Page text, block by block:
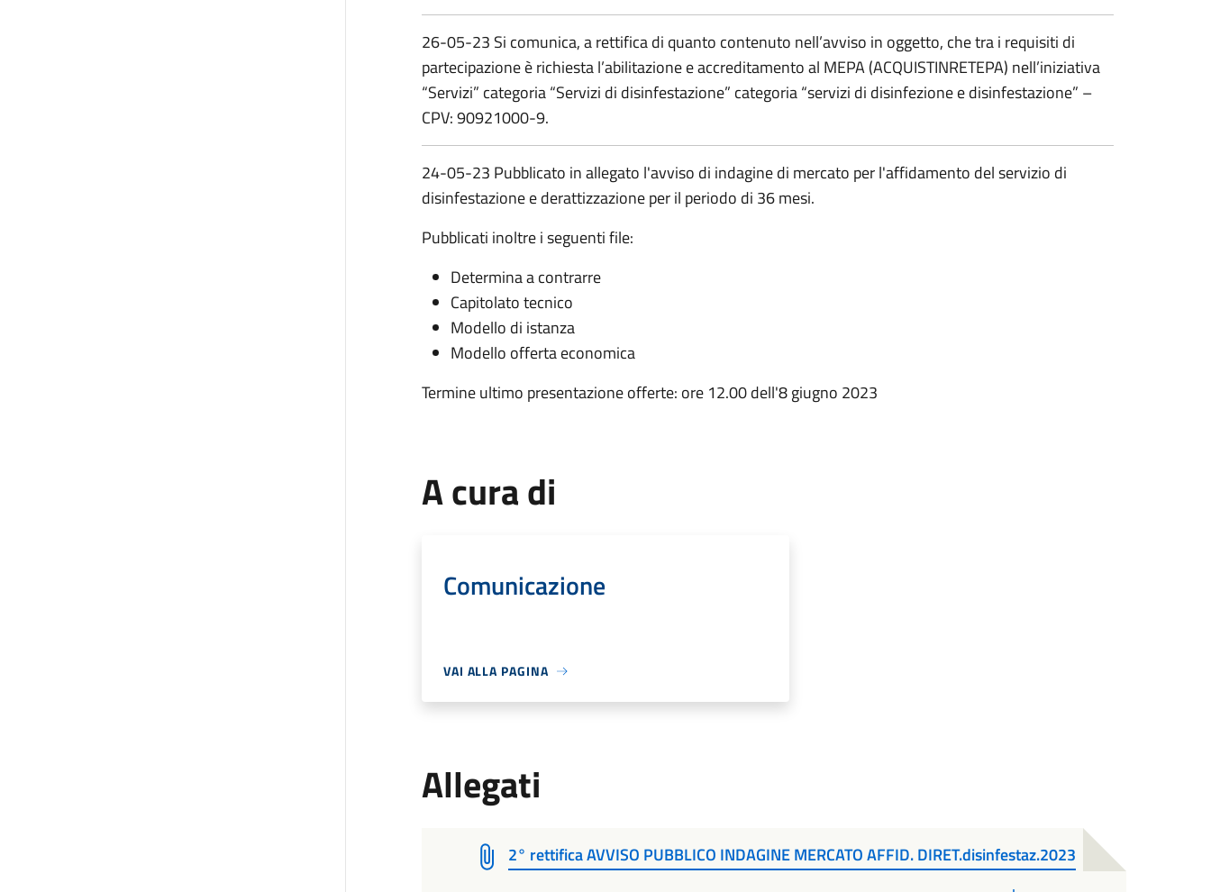
26-05-23 Si comunica, a rettifica di quanto contenuto nell’avviso in oggetto, che tra i requisiti di
partecipazione è richiesta l’abilitazione e accreditamento al MEPA (ACQUISTINRETEPA) nell’iniziativa
“Servizi” categoria “Servizi di disinfestazione” categoria “servizi di disinfezione e disinfestazione” –
CPV: 90921000-9.
24-05-23 Pubblicato in allegato l'avviso di indagine di mercato per l'affidamento del servizio di
disinfestazione e derattizzazione per il periodo di 36 mesi.
Pubblicati inoltre i seguenti file:
Determina a contrarre
Capitolato tecnico
Modello di istanza
Modello offerta economica
Termine ultimo presentazione offerte: ore 12.00 dell'8 giugno 2023
A cura di
Comunicazione
VAI ALLA PAGINA
Allegati
2° rettifica AVVISO PUBBLICO INDAGINE MERCATO AFFID. DIRET.disinfestaz.2023